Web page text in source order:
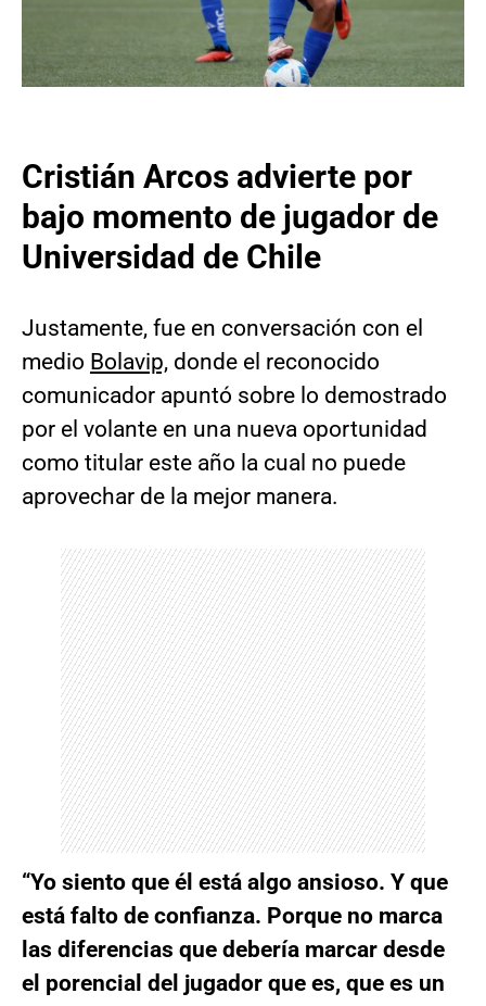
Cristián Arcos advierte por
bajo momento de jugador de
Universidad de Chile
Justamente, fue en conversación con el
medio Bolavip, donde el reconocido
comunicador apuntó sobre lo demostrado
por el volante en una nueva oportunidad
como titular este año la cual no puede
aprovechar de la mejor manera.
“Yo siento que él está algo ansioso. Y que
está falto de confianza. Porque no marca
las diferencias que debería marcar desde
el porencial del jugador que es, que es un